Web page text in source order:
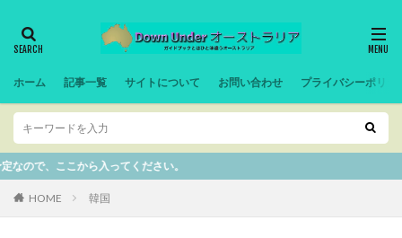
ホーム 記事一覧 サイトについて お問い合わせ プライバシーポリシ
ここから入ってください。
HOME 韓国